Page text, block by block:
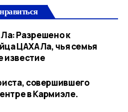
Разрешено к
ЦАХАЛа, чья семья
известие
совершившего
в Кармиэле.